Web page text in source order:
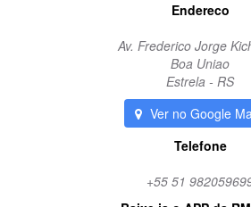
Endereco
Av. Frederico Jorge
Boa Uniao
Estrela - RS
Ver no Google
Telefone
+55 51